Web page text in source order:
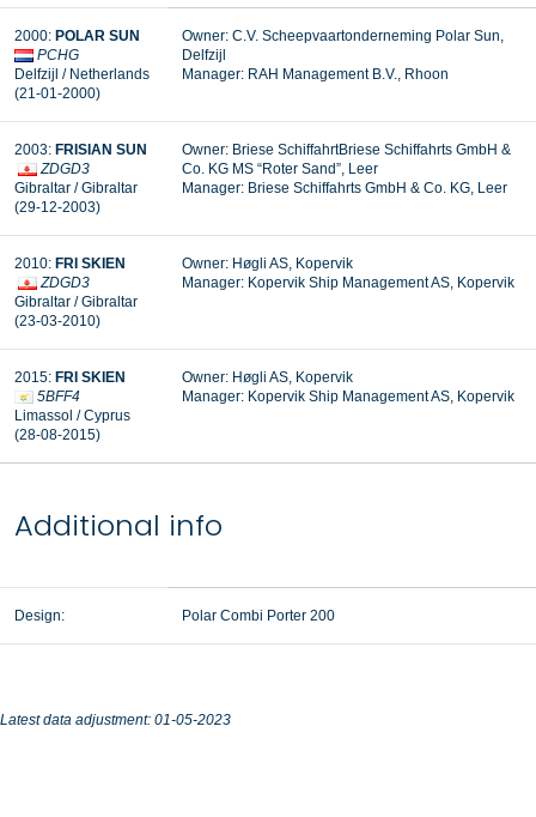
2000: POLAR SUN
PCHG
Delfzijl / Netherlands
(21-01-2000)
Owner: C.V. Scheepvaartonderneming Polar Sun,
Delfzijl
Manager: RAH Management B.V., Rhoon
2003: FRISIAN SUN
ZDGD3
Gibraltar / Gibraltar
(29-12-2003)
Owner: Briese SchiffahrtBriese Schiffahrts GmbH &
Co. KG MS “Roter Sand”, Leer
Manager: Briese Schiffahrts GmbH & Co. KG, Leer
2010: FRI SKIEN
ZDGD3
Gibraltar / Gibraltar
(23-03-2010)
Owner: Høgli AS, Kopervik
Manager: Kopervik Ship Management AS, Kopervik
2015: FRI SKIEN
5BFF4
Limassol / Cyprus
(28-08-2015)
Owner: Høgli AS, Kopervik
Manager: Kopervik Ship Management AS, Kopervik
Additional info
Design: Polar Combi Porter 200
Latest data adjustment: 01-05-2023